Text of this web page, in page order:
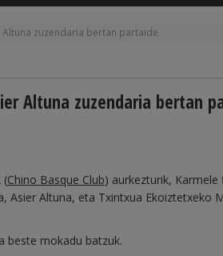
zuzendaria bertan partaide
Altuna zuzendaria bertan
(Chino Basque Club) aurkezturik,
Asier Altuna, eta Txintxua Ekoiztetxeko
beste mokadu batzuk.